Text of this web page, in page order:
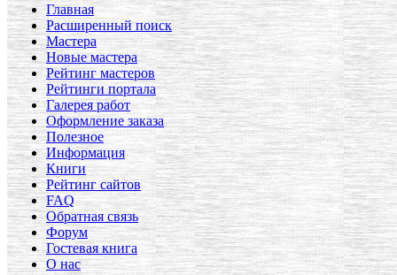
Главная
Расширенный поиск
Мастера
Новые мастера
Рейтинг мастеров
Рейтинги портала
Галерея работ
Оформление заказа
Полезное
Информация
Книги
Рейтинг сайтов
FAQ
Обратная связь
Форум
Гостевая книга
О нас